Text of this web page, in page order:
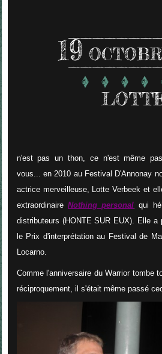
19
n'est pas un thon, ce n'est même
vous... en 2010 au Festival D'Annonay
actrice merveilleuse, Lotte Verbeek et
extraordinaireNothing personal qui
distributeurs (HONTE SUR EUX). Elle
le Prix d'interprétation au Festival de
Locarno.
Comme l'anniversaire du Warrior tombe
réciproquement, il s'était même passé